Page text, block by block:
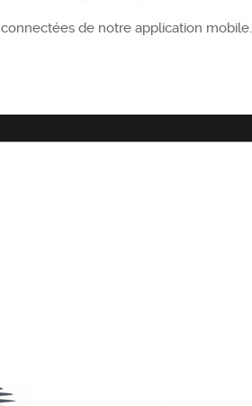
de notre application mobile.